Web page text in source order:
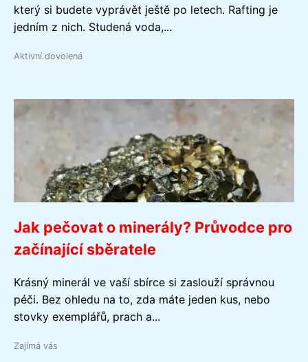
který si budete vyprávět ještě po letech. Rafting je
jedním z nich. Studená voda,...
Aktivní dovolená
Jak pečovat o minerály? Průvodce pro
začínající sběratele
Krásný minerál ve vaší sbírce si zaslouží správnou
péči. Bez ohledu na to, zda máte jeden kus, nebo
stovky exemplářů, prach a...
Zajímá vás